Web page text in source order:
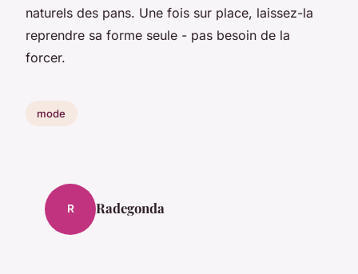
naturels des pans. Une fois sur place, laissez-la
reprendre sa forme seule - pas besoin de la
forcer.
mode
R Radegonda